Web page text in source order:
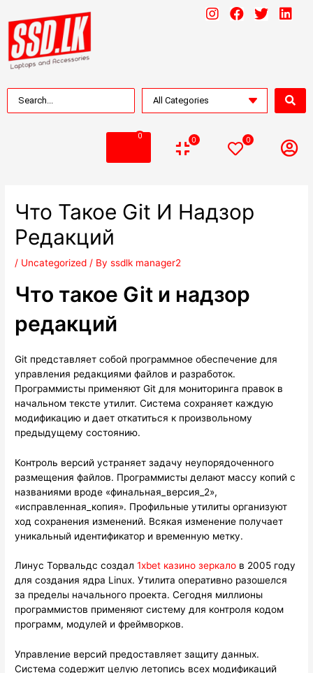
0 0 0
Что Такое Git И Надзор
Редакций
/ Uncategorized / Byssdlk manager2
Что такое Git и надзор
редакций
Git представляет собой программное обеспечение для
управления редакциями файлов и разработок.
Программисты применяют Git для мониторинга правок в
начальном тексте утилит. Система сохраняет каждую
модификацию и дает откатиться к произвольному
предыдущему состоянию.
Контроль версий устраняет задачу неупорядоченного
размещения файлов. Программисты делают массу копий с
названиями вроде «финальная_версия_2»,
«исправленная_копия». Профильные утилиты организуют
ход сохранения изменений. Всякая изменение получает
уникальный идентификатор и временную метку.
Линус Торвальдс создал1xbet казино зеркало в 2005 году
для создания ядра Linux. Утилита оперативно разошелся
за пределы начального проекта. Сегодня миллионы
программистов применяют систему для контроля кодом
программ, модулей и фреймворков.
Управление версий предоставляет защиту данных.
Система содержит целую летопись всех модификаций